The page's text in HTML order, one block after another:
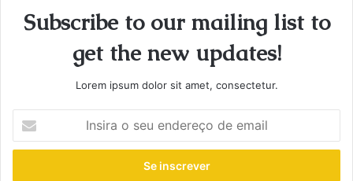
Subscribe to our mailing list to
get the new updates!
Lorem ipsum dolor sit amet, consectetur.
seu